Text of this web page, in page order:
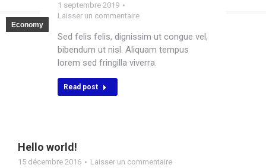
Economy
1 septembre 2019
Laisser un commentaire
Sed felis felis, dignissim ut congue vel,
bibendum ut nisl. Aliquam tempus
lorem sed fringilla viverra.
Read post
Hello world!
15 décembre 2016 Laisser un commentaire